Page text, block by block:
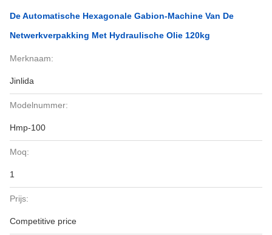
De Automatische Hexagonale Gabion-Machine Van De
Netwerkverpakking Met Hydraulische Olie 120kg
Merknaam:
Jinlida
Modelnummer:
Hmp-100
Moq:
1
Prijs:
Competitive price